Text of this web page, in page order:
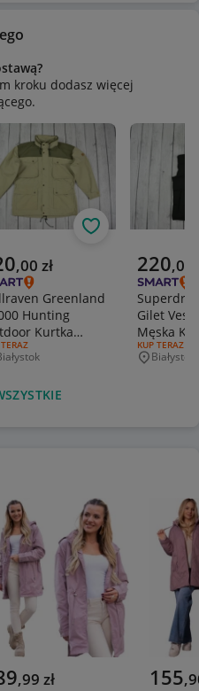
kroku dodasz więcej
cena
,00 zł
Greenland
Hunting
Kurtka
80's Rozmiar
OFERTY:
Obserwuj
Aktualna
220,00
Superdry
Gilet Vest
Męska
Rozmiar L
RODZAJ
KUP TERAZ
Białystok
,99 zł 155,